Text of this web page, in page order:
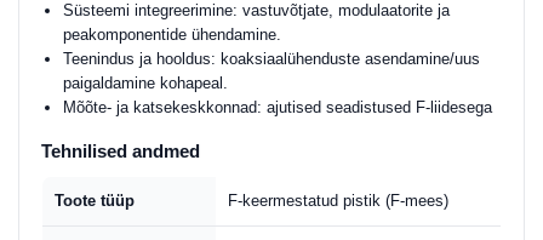
Süsteemi integreerimine: vastuvõtjate, modulaatorite ja
peakomponentide ühendamine.
Teenindus ja hooldus: koaksiaalühenduste asendamine/uus
paigaldamine kohapeal.
Mõõte- ja katsekeskkonnad: ajutised seadistused F-liidesega
Tehnilised andmed
Toote tüüp F-keermestatud pistik (F-mees)